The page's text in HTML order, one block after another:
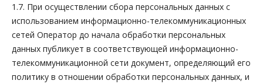
1.7. При осуществлении сбора персональных данных с
использованием информационно-телекоммуникационных
сетей Оператор до начала обработки персональных
данных публикует в соответствующей информационно-
телекоммуникационной сети документ, определяющий его
политику в отношении обработки персональных данных, и